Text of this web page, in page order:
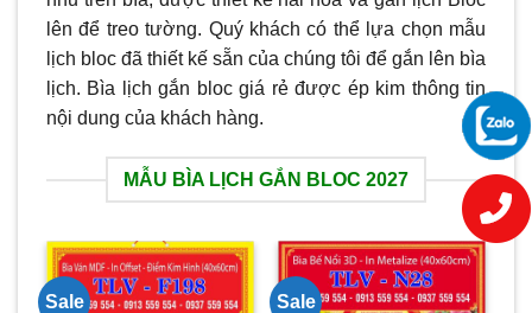
lên để treo tường. Quý khách có thể lựa chọn mẫu
lịch bloc đã thiết kế sẵn của chúng tôi để gắn lên bìa
lịch. Bìa lịch gắn bloc giá rẻ được ép kim thông tin
nội dung của khách hàng.
MẪU BÌA LỊCH GẮN BLOC 2027
Sale Sale